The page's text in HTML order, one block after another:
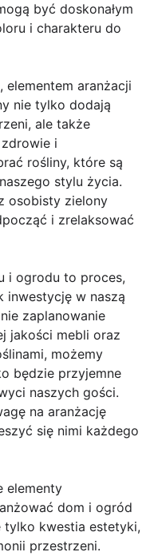
być doskonałym
i charakteru do
elementem aranżacji
nie tylko dodają
ale także
i
rośliny, które są
stylu życia.
osobisty zielony
i zrelaksować
i ogrodu to proces,
inwestycję w naszą
zaplanowanie
jakości mebli oraz
możemy
będzie przyjemne
naszych gości.
na aranżację
się nimi każdego
elementy
dom i ogród
tylko kwestia estetyki,
przestrzeni.